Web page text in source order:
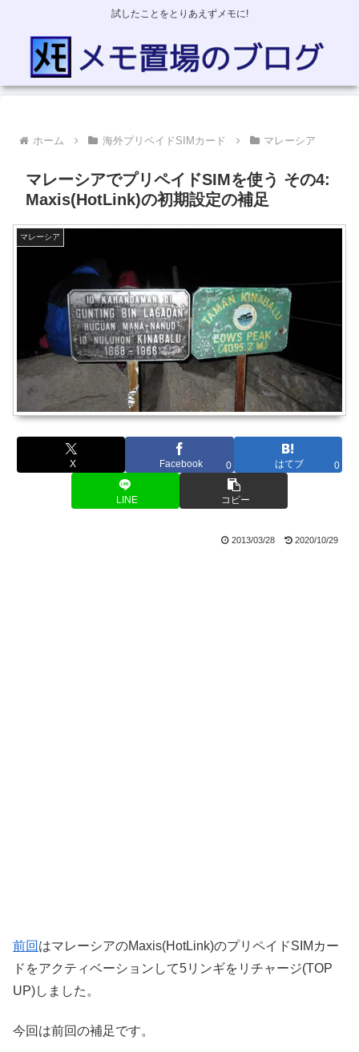
試したことをとりあえずメモに!
ホーム 海外プリペイドSIMカード マレーシア
マレーシアでプリペイドSIMを使う その4:
Maxis(HotLink)の初期設定の補足
マレーシア
X Facebook 0 はてブ 0
LINE コピー
2013/03/28 2020/10/29
前回 はマレーシアのMaxis(HotLink)のプリペイドSIMカー
ドをアクティベーションして5リンギをリチャージ(TOP
UP)しました。
今回は前回の補足です。